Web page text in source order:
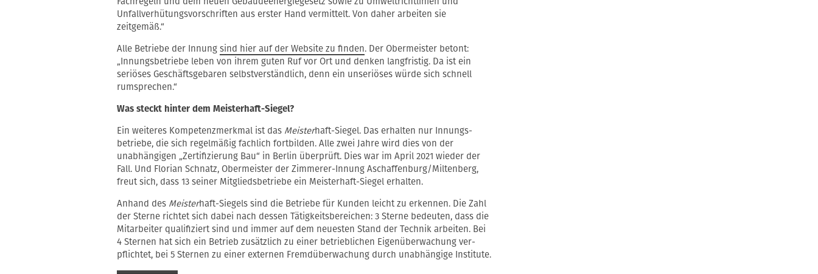
Unfallverhütungsvorschriften aus erster Hand vermittelt. Von daher arbeiten sie
zeitgemäß.“
Alle Betriebe der Innung sind hier auf der Website zu finden. Der Obermeister betont:
„Innungsbetriebe leben von ihrem guten Ruf vor Ort und denken langfristig. Da ist ein
seriöses Geschäftsgebaren selbstverständlich, denn ein unseriöses würde sich schnell
rumsprechen.“
Was steckt hinter dem Meisterhaft-Siegel?
Ein weiteres Kompetenzmerkmal ist das Meisterhaft-Siegel. Das erhalten nur Innungs­
betriebe, die sich regelmäßig fachlich fortbilden. Alle zwei Jahre wird dies von der
unabhängigen „Zertifizierung Bau“ in Berlin überprüft. Dies war im April 2021 wieder der
Fall. Und Florian Schnatz, Obermeister der Zimmerer-Innung Aschaffenburg/Miltenberg,
freut sich, dass 13 seiner Mitgliedsbetriebe ein Meisterhaft-Siegel erhalten.
Anhand des Meisterhaft-Siegels sind die Betriebe für Kunden leicht zu erkennen. Die Zahl
der Sterne richtet sich dabei nach dessen Tätigkeitsbereichen: 3 Sterne bedeuten, dass die
Mitarbeiter qualifiziert sind und immer auf dem neuesten Stand der Technik arbeiten. Bei
4 Sternen hat sich ein Betrieb zusätzlich zu einer betrieblichen Eigenüberwachung ver­
pflichtet, bei 5 Sternen zu einer externen Fremdüberwachung durch unabhängige Institute.